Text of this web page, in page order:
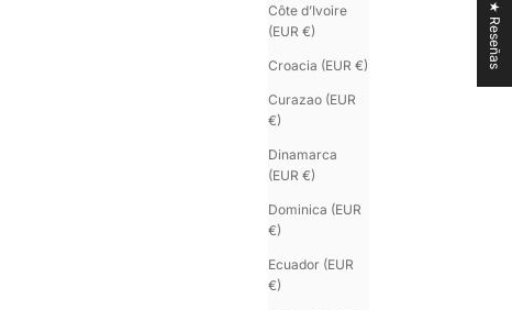
Côte d’Ivoire
(EUR €)
Croacia (EUR €)
Curazao (EUR
€)
Dinamarca
(EUR €)
Dominica (EUR
€)
Ecuador (EUR
€)
• Un fermoir interchangeable, plusieurs lanières
★ Reseñas